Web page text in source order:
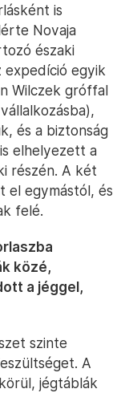
is
Novaja
északi
egyik
Wilczek gróffal
és a biztonság
elhelyezett a
részén. A két
el egymástól, és
felé.
közé,
a jéggel,
szinte
A
jégtáblák